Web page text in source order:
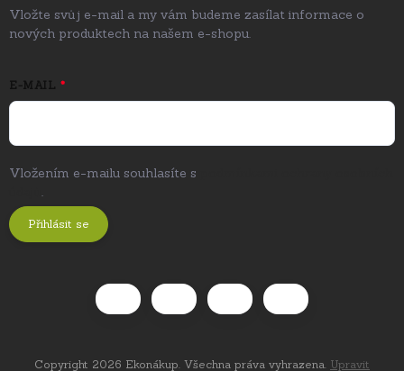
Vložte svůj e-mail a my vám budeme zasílat informace o
nových produktech na našem e-shopu.
E-MAIL
Vložením e-mailu souhlasíte s
.
Přihlásit se
Copyright 2026 Ekonákup . Všechna práva vyhrazena. Upravit